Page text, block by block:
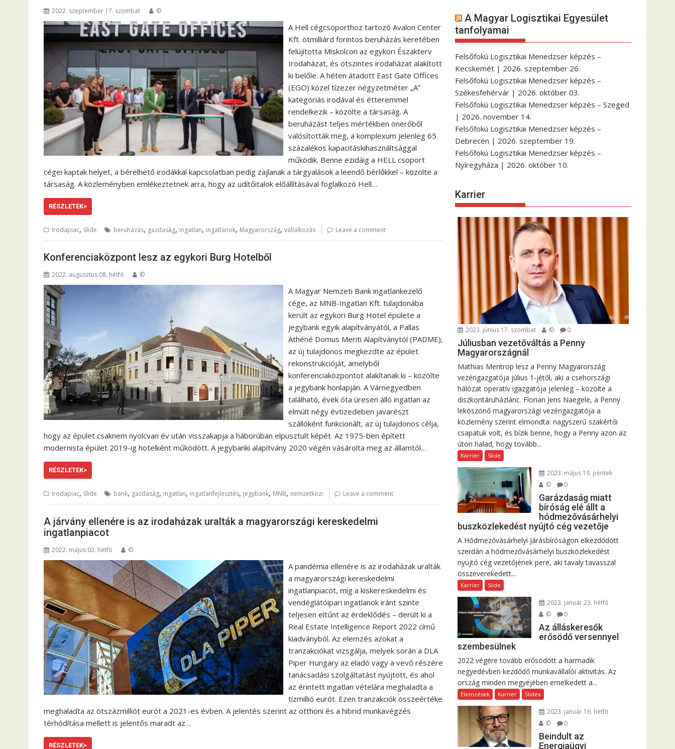
2022. szeptember 17. szombat ©
A Hell cégcsoporthoz tartozó Avalon Center
Kft. ötmilliárd forintos beruházás keretében
felújította Miskolcon az egykori Északterv
Irodaházat, és ötszintes irodaházat alakított
ki belőle. A héten átadott East Gate Offices
(EGO) közel tízezer négyzetméter „A”
kategóriás irodával és étteremmel
rendelkezik – közölte a társaság. A
beruházást teljes mértékben önerőből
valósították meg, a komplexum jelenleg 65
százalékos kapacitáskihasználtsággal
működik. Benne ezidáig a HELL csoport
cégei kaptak helyet, a bérelhető irodákkal kapcsolatban pedig zajlanak a tárgyalások a leendő bérlőkkel – közölte a
társaság. A közleményben emlékeztetnek arra, hogy az üdítőitalok előállításával foglalkozó Hell…
RÉSZLETEK>
Irodapiac, Slide beruházás, gazdaság, ingatlan, ingatlanok, Magyarország, vállalkozás Leave a comment
Konferenciaközpont lesz az egykori Burg Hotelből
2022. augusztus 08. hétfő ©
A Magyar Nemzeti Bank ingatlankezelő
cége, az MNB-Ingatlan Kft. tulajdonába
került az egykori Burg Hotel épülete a
jegybank egyik alapítványától, a Pallas
Athéné Domus Meriti Alapítványtól (PADME);
az új tulajdonos megkezdte az épület
rekonstrukcióját, amelyből
konferenciaközpontot alakítanak ki – közölte
a jegybank honlapján. A Várnegyedben
található, évek óta üresen álló ingatlan az
elmúlt négy évtizedeben javarészt
szállóként funkcionált, az új tulajdonos célja,
hogy az épület csaknem nyolcvan év után visszakapja a háborúban elpusztult képét. Az 1975-ben épített
modernista épület 2019-ig hotelként működött. A jegybanki alapítvány 2020 végén vásárolta meg az államtól…
RÉSZLETEK>
Irodapiac, Slide bank, gazdaság, ingatlan, ingatlanfejlesztés, jegybank, MNB, nemzetközi Leave a comment
A járvány ellenére is az irodaházak uralták a magyarországi kereskedelmi
ingatlanpiacot
2022. május 02. hétfő ©
A pandémia ellenére is az irodaházak uralták
a magyarországi kereskedelmi
ingatlanpiacot, míg a kiskereskedelmi és
vendéglátóipari ingatlanok iránt szinte
teljesen eltűnt az érdeklődés – derült ki a
Real Estate Intelligence Report 2022 című
kiadványból. Az elemzés azokat a
tranzakciókat vizsgálja, melyek során a DLA
Piper Hungary az eladó vagy a vevő részére
tanácsadási szolgáltatást nyújtott, és ahol
az érintett ingatlan vételára meghaladta a
tízmillió eurót. Ezen tranzakciók összeértéke
meghaladta az ötszázmilliót eurót a 2021-es évben. A jelentés szerint az otthoni és a hibrid munkavégzés
térhódítása mellett is jelentős maradt az…
RÉSZLETEK>
A Magyar Logisztikai Egyesület
tanfolyamai
Felsőfokú Logisztikai Menedzser képzés –
Kecskemét | 2026. szeptember 26.
Felsőfokú Logisztikai Menedzser képzés –
Székesfehérvár | 2026. október 03.
Felsőfokú Logisztikai Menedzser képzés – Szeged
| 2026. november 14.
Felsőfokú Logisztikai Menedzser képzés –
Debrecen | 2026. szeptember 19.
Felsőfokú Logisztikai Menedzser képzés –
Nyíregyháza | 2026. október 10.
Karrier
2023. június 17. szombat © 0
Júliusban vezetőváltás a Penny
Magyarországnál
Mathias Mentrop lesz a Penny Magyarország
vezérigazgatója július 1-jétől, aki a csehországi
hálózat operatív igazgatója jelenleg – közölte a
diszkontáruházlánc. Florian Jens Naegele, a Penny
leköszönő magyarországi vezérigazgatója a
közlemény szerint elmondta: nagyszerű szakértői
csapatuk volt, és bízik benne, hogy a Penny azon az
úton halad, hogy tovább...
Karrier Slide
2023. május 19. péntek
©
0
Garázdaság miatt
bíróság elé állt a
hódmezővásárhelyi
buszközlekedést nyújtó cég vezetője
A Hódmezővásárhelyi Járásbíróságon elkezdődött
szerdán a hódmezővásárhelyi buszközlekedést
nyújtó cég vezetőjének pere, aki tavaly tavasszal
összeverekedett...
Karrier Slide
2023. január 23. hétfő
©
0
Az álláskeresők
erősödő versennyel
szembesülnek
2022 végére tovább erősödött a harmadik
negyedévben kezdődő munkavállalói aktivitás. Az
ország minden megyéjében emelkedett a...
Elemzések Karrier Slidex
2023. január 16. hétfő
©
0
Beindult az
Energiaügyi